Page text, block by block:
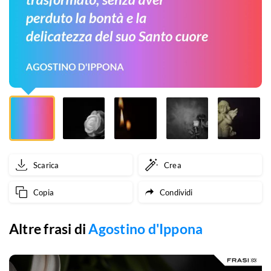
vicino
noi,
felice
trasformato,
senza
aver
la
bontà
Scarica Crea
Copia Condividi
Altre frasi diAgostino d'Ippona